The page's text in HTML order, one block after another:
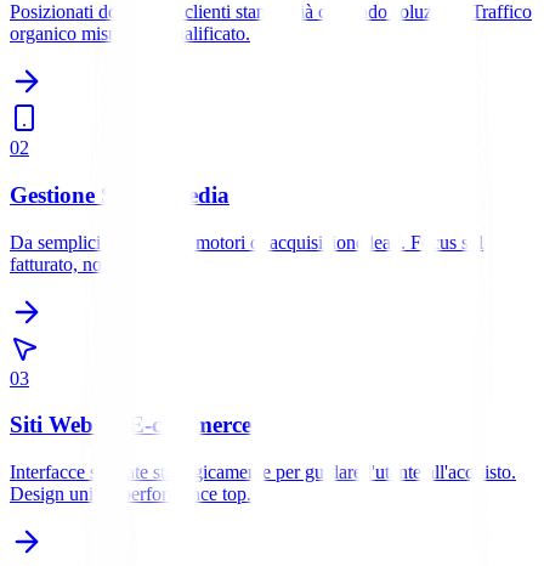
Posizionati dove i tuoi clienti stanno già cercando soluzioni. Traffico
organico misurato e qualificato.
02
Gestione Social Media
Da semplici bacheche a motori di acquisizione lead. Focus sul
fatturato, non sui like.
03
Siti Web ed E-commerce
Interfacce studiate strategicamente per guidare l'utente all'acquisto.
Design unico, performance top.